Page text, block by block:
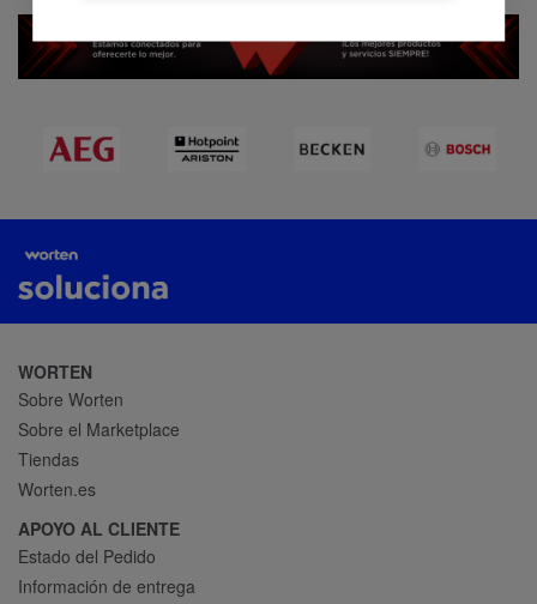
WORTEN
Sobre Worten
Sobre el Marketplace
Tiendas
Worten.es
APOYO AL CLIENTE
Estado del Pedido
Información de entrega